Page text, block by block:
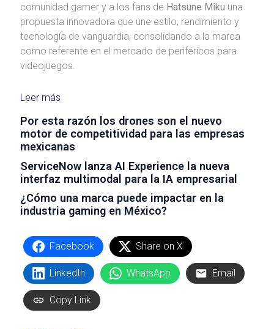
comunidad gamer y a los fans de Hatsune Miku una
propuesta innovadora que une estilo, rendimiento y
tecnología de vanguardia, consolidando a la marca
como referente en el mercado de periféricos para
videojuegos.
Leer más
Por esta razón los drones son el nuevo
motor de competitividad para las empresas
mexicanas
ServiceNow lanza AI Experience la nueva
interfaz multimodal para la IA empresarial
¿Cómo una marca puede impactar en la
industria gaming en México?
Facebook Share on X
LinkedIn WhatsApp Email
Copy Link